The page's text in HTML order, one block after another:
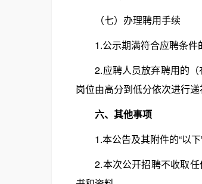
（七）办理聘用手续
1.公示期满符合应聘条件
2.应聘人员放弃聘用的（
岗位由高分到低分依次进行递
六、其他事项
1.本公告及其附件的“以下”
2.本次公开招聘不收取任